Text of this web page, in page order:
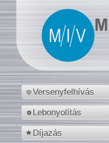
Versenyfelhívás
Lebonyolítás
Díjazás